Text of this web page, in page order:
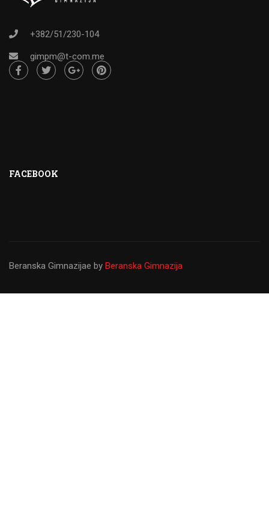
+382/51/230-104
gimpm@t-com.me
FACEBOOK
Beranska Gimnazijae by Beranska Gimnazija